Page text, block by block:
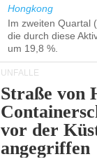
Hongkong
Im zweiten Quartal
die durch diese
um 19,8 %.
UNFÄLLE
Straße von
vor der
angegriffen